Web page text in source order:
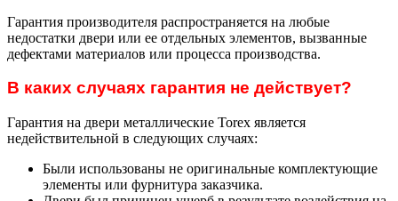
Гарантия производителя распространяется на любые
недостатки двери или ее отдельных элементов, вызванные
дефектами материалов или процесса производства.
В каких случаях гарантия не действует?
Гарантия на двери металлические Torex является
недействительной в следующих случаях:
Были использованы не оригинальные комплектующие
элементы или фурнитура заказчика.